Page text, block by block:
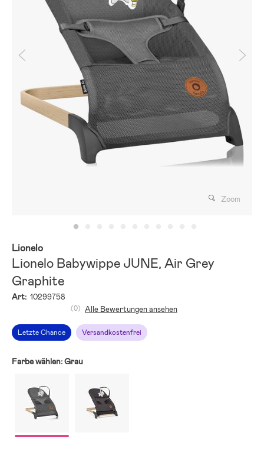
Zoom
Lionelo
Lionelo Babywippe JUNE, Air Grey
Graphite
Art: 10299758
Letzte Chance Versandkostenfrei
(0) Alle Bewertungen ansehen
Farbe wählen:Grau